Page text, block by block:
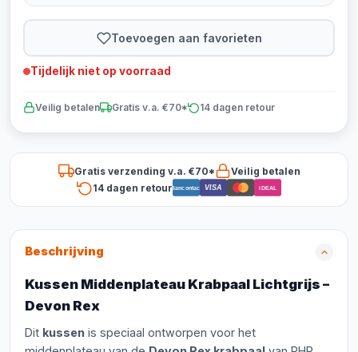
Toevoegen aan favorieten
Tijdelijk niet op voorraad
Veilig betalen Gratis v.a. €70* 14 dagen retour
Gratis verzending v.a. €70*
Veilig betalen
14 dagen retourBancontact VISA iDEAL
Beschrijving
Kussen Middenplateau Krabpaal Lichtgrijs –
Devon Rex
Dit kussen is speciaal ontworpen voor het